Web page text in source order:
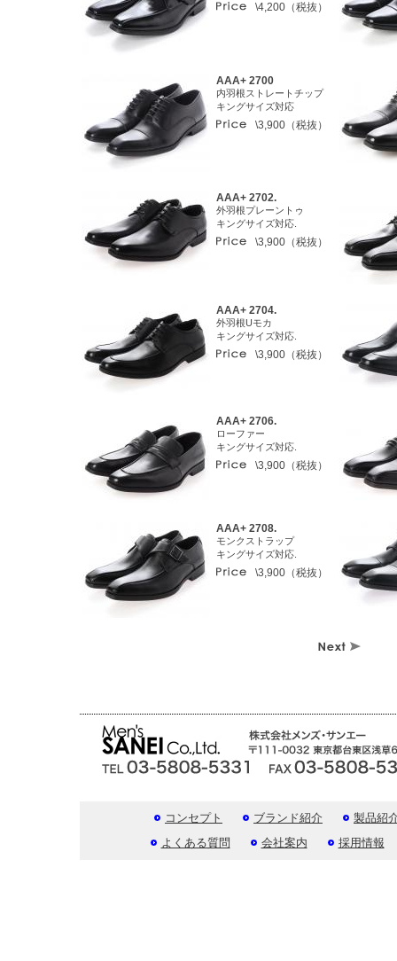
\4,200（税抜）
AAA+ 2700
内羽根ストレートチップ
キングサイズ対応
\3,900（税抜）
AAA+ 2702.
外羽根プレーントゥ
キングサイズ対応.
\3,900（税抜）
AAA+ 2704.
外羽根Uモカ
キングサイズ対応.
\3,900（税抜）
AAA+ 2706.
ローファー
キングサイズ対応.
\3,900（税抜）
AAA+ 2708.
モンクストラップ
キングサイズ対応.
\3,900（税抜）
コンセプト ブランド紹介
製品紹
よくある質問
会社案内 採用情報